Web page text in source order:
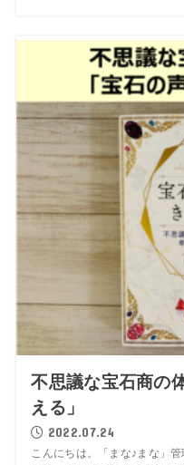
不思議な宝石商の
える」
2022.07.24
こんにちは。「まな♪まな」